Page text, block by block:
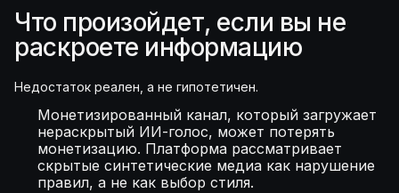
Что произойдет, если вы не
раскроете информацию
Недостаток реален, а не гипотетичен.
Монетизированный канал, который загружает
нераскрытый ИИ-голос, может потерять
монетизацию. Платформа рассматривает
скрытые синтетические медиа как нарушение
правил, а не как выбор стиля.